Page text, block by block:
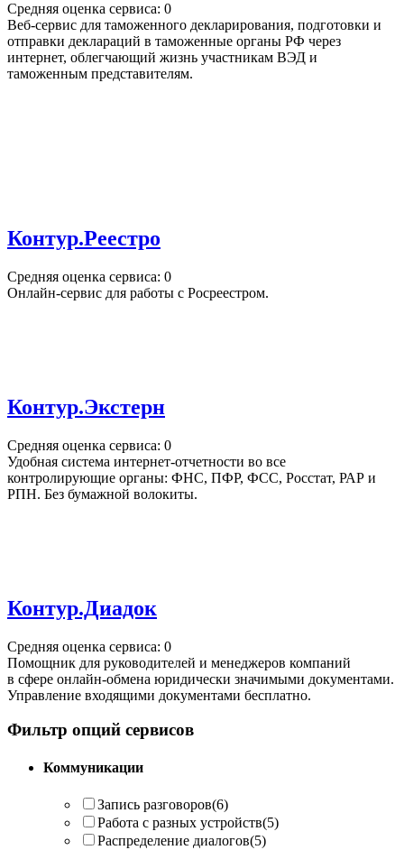
Средняя оценка сервиса: 0
Веб-сервис для таможенного декларирования, подготовки и
отправки деклараций в таможенные органы РФ через
интернет, облегчающий жизнь участникам ВЭД и
таможенным представителям.
Контур.Реестро
Средняя оценка сервиса: 0
Онлайн-сервис для работы с Росреестром.
Контур.Экстерн
Средняя оценка сервиса: 0
Удобная система интернет-отчетности во все
контролирующие органы: ФНС, ПФР, ФСС, Росстат, РАР и
РПН. Без бумажной волокиты.
Контур.Диадок
Средняя оценка сервиса: 0
Помощник для руководителей и менеджеров компаний
в сфере онлайн-обмена юридически значимыми документами.
Управление входящими документами бесплатно.
Фильтр опций сервисов
Коммуникации
Запись разговоров(6)
Работа с разных устройств(5)
Распределение диалогов(5)